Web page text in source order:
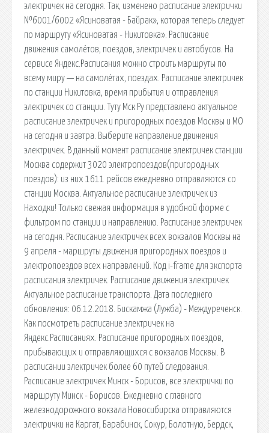
электричек на сегодня. Так, изменено расписание электрички
№6001/6002 «Ясиноватая - Байрак», которая теперь следует
по маршруту «Ясиноватая - Никитовка». Расписание
движения самолётов, поездов, электричек и автобусов. На
сервисе Яндекс.Расписания можно строить маршруты по
всему миру — на самолётах, поездах. Расписание электричек
по станции Никитовка, время прибытия и отправления
электричек со станции. Туту Мск Ру представлено актуальное
расписание электричек и пригородных поездов Москвы и МО
на сегодня и завтра. Выберите направление движения
электричек. В данный момент расписание электричек станции
Москва содержит 3020 электропоездов(пригородных
поездов): из них 1611 рейсов ежедневно отправляются со
станции Москва. Актуальное расписание электричек из
Находки! Только свежая информация в удобной форме с
фильтром по станции и направлению. Расписание электричек
на сегодня. Расписание электричек всех вокзалов Москвы на
9 апреля - маршруты движения пригородных поездов и
электропоездов всех направлений. Код i-frame для экспорта
расписания электричек. Расписание движения электричек
Актуальное расписание транспорта. Дата последнего
обновления: 06.12.2018. Бискамжа (Лужба) - Междуреченск.
Как посмотреть расписание электричек на
Яндекс.Расписаниях. Расписание пригородных поездов,
прибывающих и отправляющихся с вокзалов Москвы. В
расписании электричек более 60 путей следования.
Расписание электричек Минск - Борисов, все электрички по
маршруту Минск - Борисов. Ежедневно с главного
железнодорожного вокзала Новосибирска отправляются
электрички на Каргат, Барабинск, Сокур, Болотную, Бердск,